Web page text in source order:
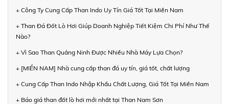
+ Công Ty Cung Cấp Than Indo Uy Tín Giá Tốt Tại Miền Nam
+ Than Đá Đốt Lò Hơi Giúp Doanh Nghiệp Tiết Kiệm Chi Phí Như Thế
Nào?
+ Vì Sao Than Quảng Ninh Được Nhiều Nhà Máy Lựa Chọn?
+ [MIỀN NAM] Nhà cung cấp than đá uy tín, giá tốt, chất lượng
+ Cung Cấp Than Indo Nhập Khẩu Chất Lượng, Giá Tốt Tại Miền Nam
+ Báo giá than đốt lò hơi mới nhất tại Than Nam Sơn